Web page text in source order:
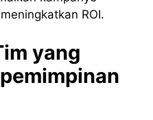
ROI.
yang